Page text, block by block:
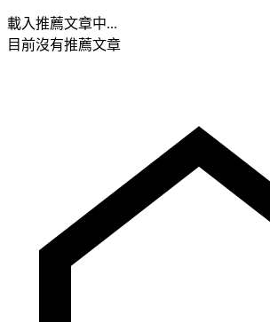
載入推薦文章中...
目前沒有推薦文章